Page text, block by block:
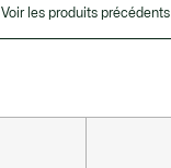
Voir les produits précédents